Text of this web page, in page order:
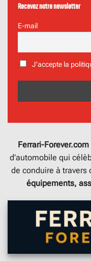
Recevez notre newsletter
E-mail
J'accepte la
Ferrari-Forever.com
d’automobile qui
de conduire à travers
équipements,